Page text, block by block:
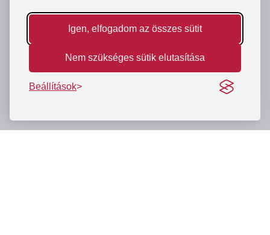
Igen, elfogadom az összes sütit
Nem szükséges sütik elutasítása
Beállítások